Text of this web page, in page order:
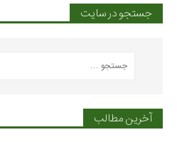
جستجو در سایت
آخرین مطالب